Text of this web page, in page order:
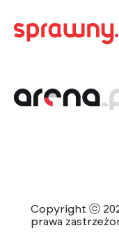
Copyright ⓒ
prawa